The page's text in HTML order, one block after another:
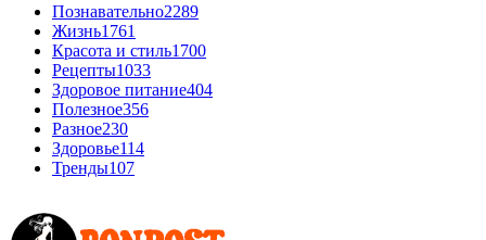
Познавательно2289
Жизнь1761
Красота и стиль1700
Рецепты1033
Здоровое питание404
Полезное356
Разное230
Здоровье114
Тренды107